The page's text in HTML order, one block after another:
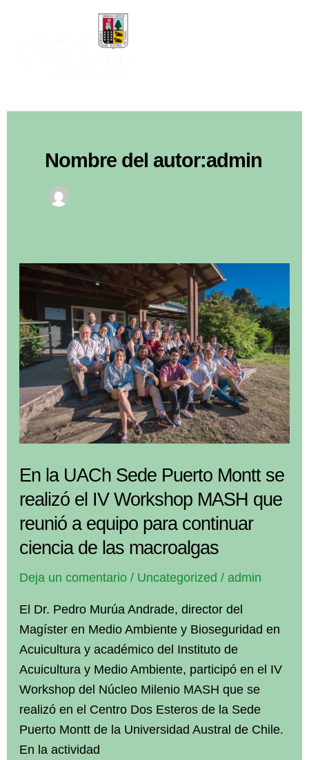
Nombre del autor:admin
En la UACh Sede Puerto Montt se
realizó el IV Workshop MASH que
reunió a equipo para continuar
ciencia de las macroalgas
Deja un comentario / Uncategorized /admin
El Dr. Pedro Murúa Andrade, director del
Magíster en Medio Ambiente y Bioseguridad en
Acuicultura y académico del Instituto de
Acuicultura y Medio Ambiente, participó en el IV
Workshop del Núcleo Milenio MASH que se
realizó en el Centro Dos Esteros de la Sede
Puerto Montt de la Universidad Austral de Chile.
En la actividad